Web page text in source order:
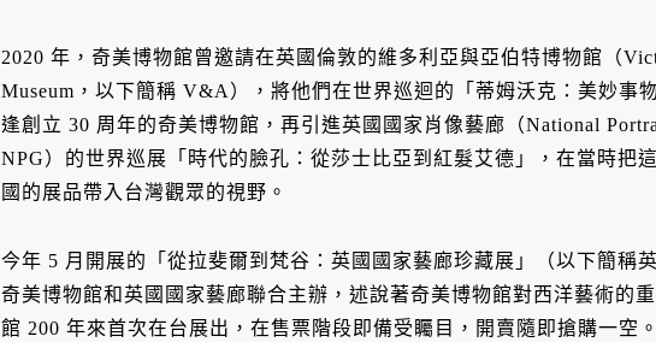
2020 年，奇美博物館曾邀請在英國倫敦的維多利亞與亞伯特博物館（
Museum，以下簡稱 V&A），將他們在世界巡迴的「蒂姆沃克：美妙事
逢創立 30 周年的奇美博物館，再引進英國國家肖像藝廊（National
NPG）的世界巡展「時代的臉孔：從莎士比亞到紅髮艾德」，在當時把
國的展品帶入台灣觀眾的視野。
今年 5 月開展的「從拉斐爾到梵谷：英國國家藝廊珍藏展」（以下簡稱
奇美博物館和英國國家藝廊聯合主辦，述說著奇美博物館對西洋藝術的
館 200 年來首次在台展出，在售票階段即備受矚目，開賣隨即搶購一空。